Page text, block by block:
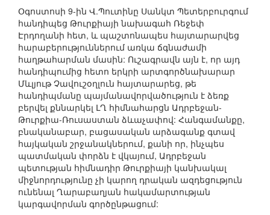
Օգոստոսի 9-ին Վ.Պուտինը Սանկտ Պետերբուրգում
հանդիպեց Թուրքիայի նախագահ Ռեջեփ
Էրդողանի հետ, և պաշտոնապես հայտարարվեց
հարաբերություններում առկա ճգնաժամի
հաղթահարման մասին: Ուշագրավն այն է, որ այդ
հանդիպումից հետո երկրի արտգործնախարար
Մևլյութ Չավուշօղլուն հայտարարեց, թե
հանդիպմանը պայմանավորվածություն է ձեռք
բերվել քննարկել ԼՂ հիմնահարցն Ադրբեջան-
Թուրքիա-Ռուսաստան ձևաչափով: Հանգամանքը,
բնականաբար, բացասական արձագանք գտավ
հայկական շրջանակներում, քանի որ, ինչպես
պատմական փորձն է վկայում, Ադրբեջան
պետության հիմնադիր Թուրքիայի կանխակալ
միջնորդությունը չի կարող դրական ազդեցություն
ունենալ Ղարաբաղյան հակամարտության
կարգավորման գործընթացում: